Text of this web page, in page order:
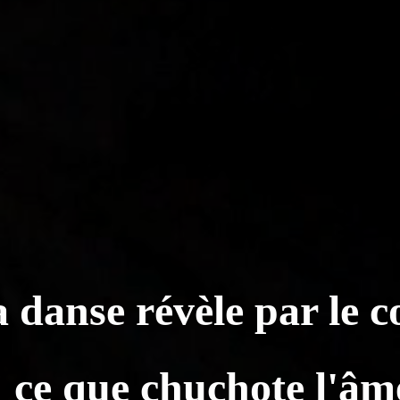
danse révèle par le
ce que chuchote
danse révèle par le
ce que chuchote